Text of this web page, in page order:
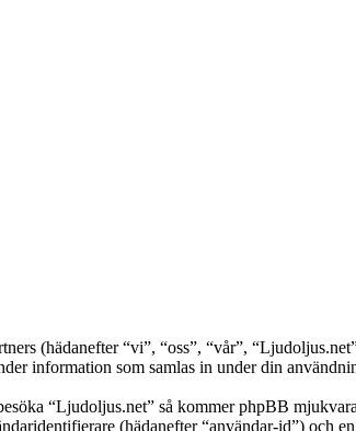
(hädanefter “vi”, “oss”, “vår”,
information som samlas in under din
“Ljudoljus.net” så kommer phpBB
(hädanefter “användar-id”) och